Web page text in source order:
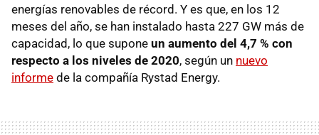
energías renovables de récord. Y es que, en los 12
meses del año, se han instalado hasta 227 GW más de
capacidad, lo que supone un aumento del 4,7 % con
respecto a los niveles de 2020, según un nuevo
informe de la compañía Rystad Energy.